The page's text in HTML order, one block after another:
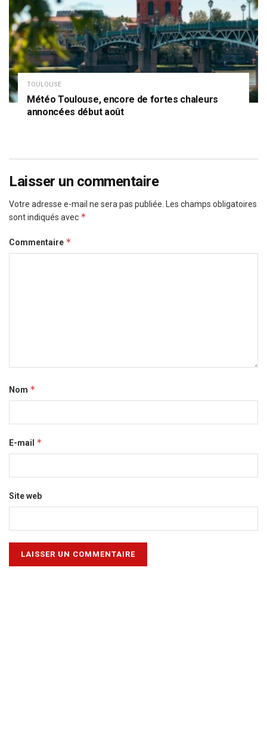
TOULOUSE
Météo Toulouse, encore de fortes chaleurs
annoncées début août
Laisser un commentaire
Votre adresse e-mail ne sera pas publiée. Les champs obligatoires
sont indiqués avec *
Commentaire *
Nom *
E-mail *
Site web